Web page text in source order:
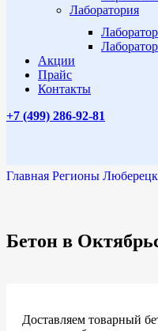
Лаборатория
Акции
Прайс
Контакты
+7 (499) 286-92-81
Главная Регионы
Бетон в
Доставляем товарный